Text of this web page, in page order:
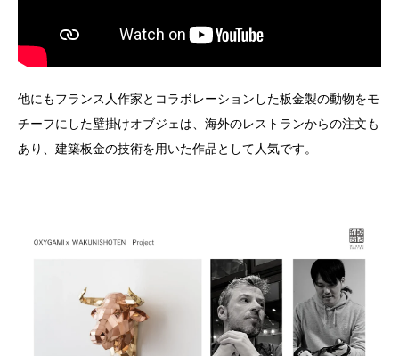
他にもフランス人作家とコラボレーションした板金製の動物をモ
チーフにした壁掛けオブジェは、海外のレストランからの注文も
あり、建築板金の技術を用いた作品として人気です。